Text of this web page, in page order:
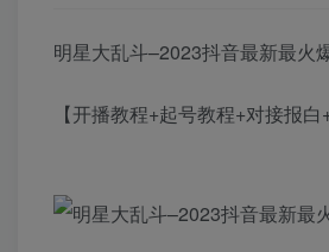
明星大乱斗–2023抖音最新最火
【开播教程+起号教程+对接报